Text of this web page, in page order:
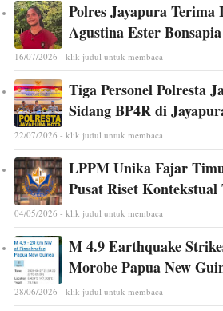
Polres Jayapura
Agustina Ester Bonsapia
16/07/2026 - klik judul untuk membaca
Tiga Personel Polresta
Sidang BP4R di
22/07/2026 - klik judul untuk membaca
LPPM Unika Fajar
Pusat Riset Kontekstual
04/05/2026 - klik judul untuk membaca
M 4.9 Earthquake
Morobe Papua New
28/06/2026 - klik judul untuk membaca